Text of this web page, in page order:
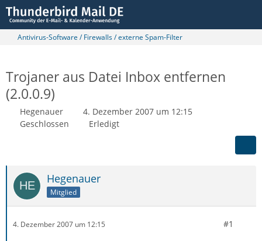
Antivirus-Software / Firewalls / externe Spam-Filter
Trojaner aus Datei Inbox entfernen
(2.0.0.9)
Hegenauer
4. Dezember 2007 um 12:15
Geschlossen
Erledigt
Hegenauer
Mitglied
4. Dezember 2007 um 12:15 #1